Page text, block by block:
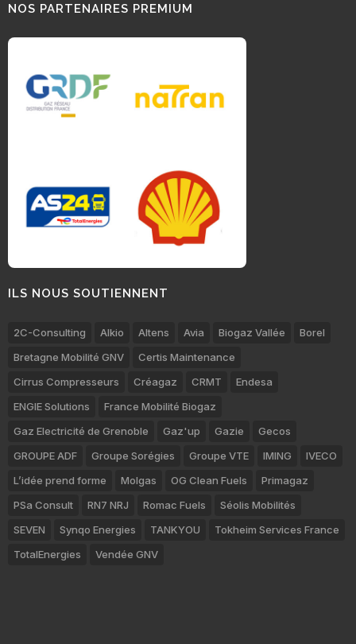
NOS PARTENAIRES PREMIUM
ILS NOUS SOUTIENNENT
2C-Consulting Alkio Altens Avia Biogaz Vallée
Borel
Bretagne Mobilité GNV
Certis Maintenance
Cirrus Compresseurs
Créagaz CRMT
Endesa
ENGIE Solutions
France Mobilité Biogaz
Gaz Electricité de Grenoble
Gaz'up Gazie
Gecos
GROUPE ADF
Groupe Sorégies Groupe VTE IMING
IVECO
L’idée prend forme
Molgas OG Clean Fuels
Primagaz
PSa Consult
RN7 NRJ Romac Fuels
Séolis Mobilités
SEVEN
Synqo Energies TANKYOU
Tokheim Services France
TotalEnergies
Vendée GNV